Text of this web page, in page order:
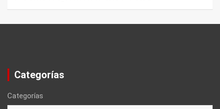
Categorías
Categorías